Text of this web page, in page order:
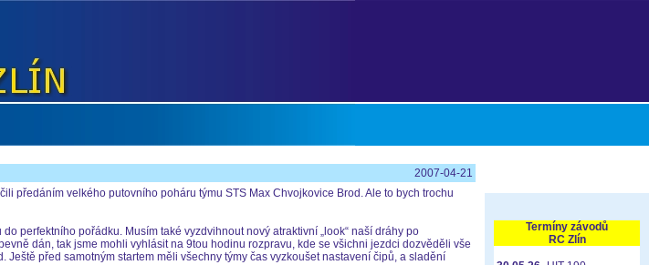
2007-04-21
předáním velkého putovního poháru týmu STS Max Chvojkovice Brod. Ale to bych trochu
perfektního pořádku. Musím také vyzdvihnout nový atraktivní „look“ naší dráhy po
dán, tak jsme mohli vyhlásit na 9tou hodinu rozpravu, kde se všichni jezdci dozvěděli vše
před samotným startem měli všechny týmy čas vyzkoušet nastavení čipů, a sladění
Termíny závodů
RC Zlín